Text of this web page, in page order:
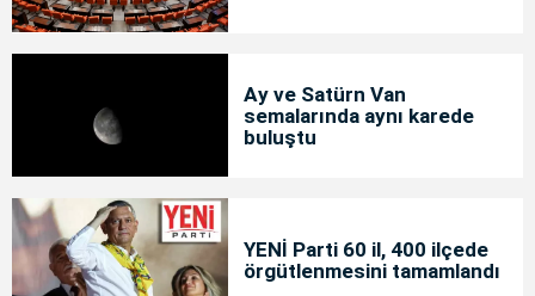
Ay ve Satürn Van
semalarında aynı karede
buluştu
YENİ Parti 60 il, 400 ilçede
örgütlenmesini tamamlandı